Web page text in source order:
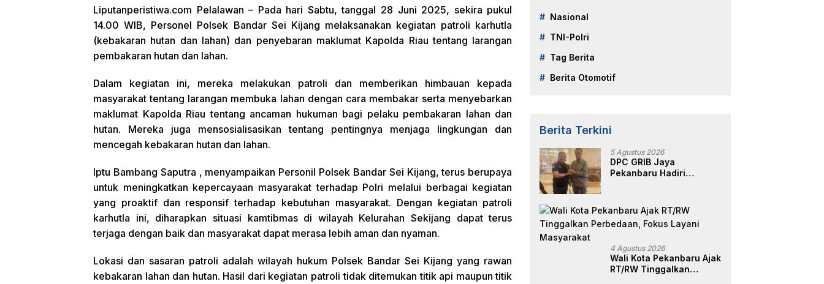
Liputanperistiwa.com Pelalawan – Pada hari Sabtu, tanggal 28 Juni 2025, sekira pukul
14.00 WIB, Personel Polsek Bandar Sei Kijang melaksanakan kegiatan patroli karhutla
(kebakaran hutan dan lahan) dan penyebaran maklumat Kapolda Riau tentang larangan
pembakaran hutan dan lahan.
Dalam kegiatan ini, mereka melakukan patroli dan memberikan himbauan kepada
masyarakat tentang larangan membuka lahan dengan cara membakar serta menyebarkan
maklumat Kapolda Riau tentang ancaman hukuman bagi pelaku pembakaran lahan dan
hutan. Mereka juga mensosialisasikan tentang pentingnya menjaga lingkungan dan
mencegah kebakaran hutan dan lahan.
Iptu Bambang Saputra , menyampaikan Personil Polsek Bandar Sei Kijang, terus berupaya
untuk meningkatkan kepercayaan masyarakat terhadap Polri melalui berbagai kegiatan
yang proaktif dan responsif terhadap kebutuhan masyarakat. Dengan kegiatan patroli
karhutla ini, diharapkan situasi kamtibmas di wilayah Kelurahan Sekijang dapat terus
terjaga dengan baik dan masyarakat dapat merasa lebih aman dan nyaman.
Lokasi dan sasaran patroli adalah wilayah hukum Polsek Bandar Sei Kijang yang rawan
kebakaran lahan dan hutan. Hasil dari kegiatan patroli tidak ditemukan titik api maupun titik
Nasional
TNI-Polri
Tag Berita
Berita Otomotif
Berita Terkini
5 Agustus 2026
DPC GRIB Jaya
Pekanbaru Hadiri
Kata Ketua DPC GRIB
Jaya Pekanbaru
4 Agustus 2026
Wali Kota Pekanbaru Ajak
RT/RW Tinggalkan